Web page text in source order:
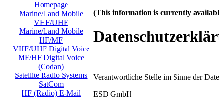
Homepage
Marine/Land Mobile
VHF/UHF
Marine/Land Mobile
HF/MF
VHF/UHF Digital Voice
MF/HF Digital Voice
(Codan)
Satellite Radio Systems
SatCom
HF (Radio) E-Mail
(This information is currently
Verantwortliche Stelle im Sinne der
ESD GmbH